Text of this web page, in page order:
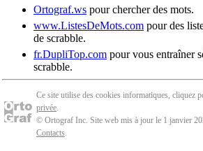
Ortograf.ws pour chercher des mots.
www.ListesDeMots.com pour des
de scrabble.
fr.DupliTop.com pour vous entraîner
scrabble.
Ce site utilise des cookies informatiques, cliquez
privée.
© Ortograf Inc. Site web mis à jour le 1 janvier
Contacts.